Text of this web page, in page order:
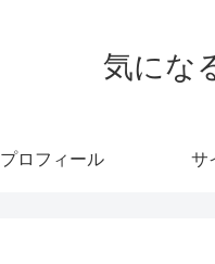
気にな
プロフィール サ